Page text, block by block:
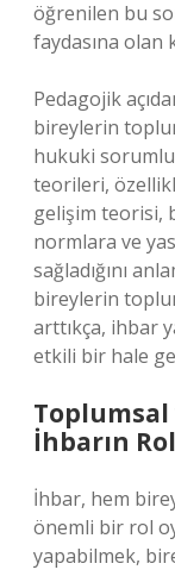
öğrenilen bu
faydasına olan
Pedagojik
bireylerin
hukuki
teorileri,
gelişim teorisi,
normlara ve
sağladığını
bireylerin
arttıkça, ihbar
etkili bir hale
İhbarın
İhbar, hem
önemli bir rol
yapabilmek,